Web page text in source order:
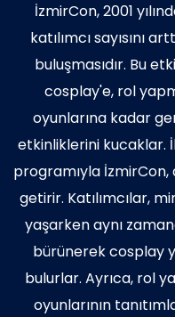
İzmirCon, 2001
katılımcı sayısını
buluşmasıdır. Bu
cosplay'e, rol
oyunlarına kadar
etkinliklerini kucaklar.
programıyla
getirir. Katılımcılar,
yaşarken aynı
bürünerek cosplay
bulurlar. Ayrıca, rol
oyunlarının